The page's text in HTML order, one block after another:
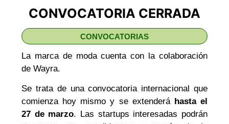
CONVOCATORIA CERRADA
CONVOCATORIAS
La marca de moda cuenta con la colaboración
de Wayra.
Se trata de una convocatoria internacional que
comienza hoy mismo y se extenderá hasta el
27 de marzo. Las startups interesadas podrán